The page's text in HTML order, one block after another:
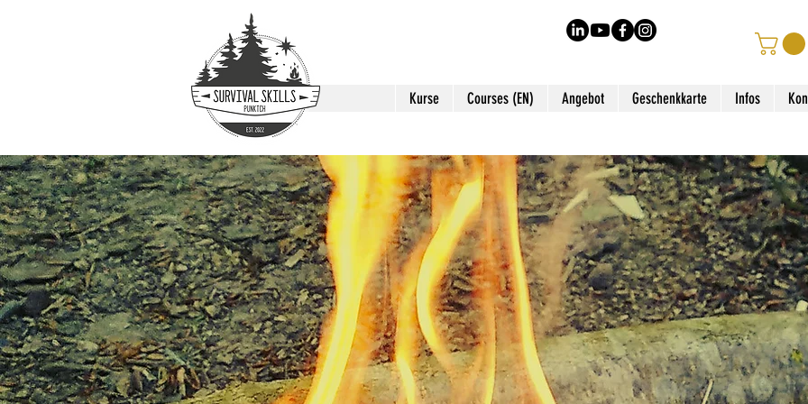
Kurse Courses (EN) Angebot Geschenkkarte Infos